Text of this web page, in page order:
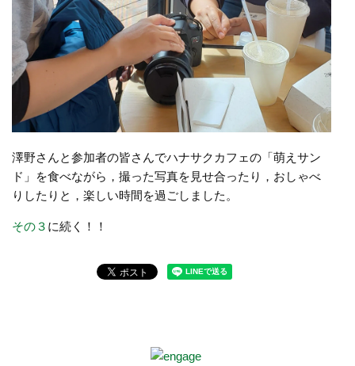
澤野さんと参加者の皆さんでハナサクカフェの「萌えサン
ド」を食べながら，撮った写真を見せ合ったり，おしゃべ
りしたりと，楽しい時間を過ごしました。
その３ に続く！！